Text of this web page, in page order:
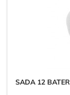
SADA 12